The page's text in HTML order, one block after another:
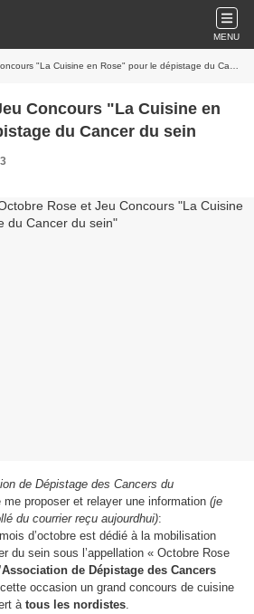
MENU
"La Cuisine en Rose" pour le dépistage du Cancer du sein
Concours "La Cuisine en
du Cancer du sein
de Dépistage des Cancers du
proposer et relayer une information (je
du courrier reçu aujourdhui):
d’octobre est dédié à la mobilisation
du sein sous l’appellation « Octobre Rose
de Dépistage des Cancers
occasion un grand concours de cuisine
àtous les nordistes.